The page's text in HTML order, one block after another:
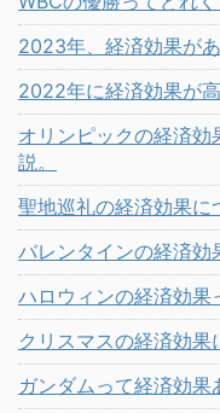
2023年、経済効果が
2022年に経済効果が
オリンピックの経済
説。
聖地巡礼の経済効果に
バレンタインの経済効
ハロウィンの経済効果
クリスマスの経済効果
ガンダムって経済効果